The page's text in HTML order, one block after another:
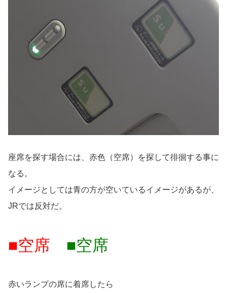
座席を探す場合には、赤色（空席）を探して徘徊する事に
なる。
イメージとしては青の方が空いているイメージがあるが、
JRでは反対だ。
■空席 ■空席
赤いランプの席に着席したら